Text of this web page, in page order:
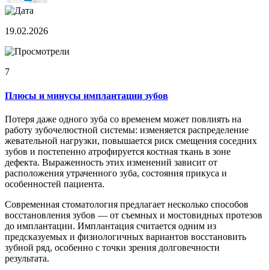
19.02.2026
7
Плюсы и минусы имплантации зубов
Потеря даже одного зуба со временем может повлиять на
работу зубочелюстной системы: изменяется распределение
жевательной нагрузки, повышается риск смещения соседних
зубов и постепенно атрофируется костная ткань в зоне
дефекта. Выраженность этих изменений зависит от
расположения утраченного зуба, состояния прикуса и
особенностей пациента.
Современная стоматология предлагает несколько способов
восстановления зубов — от съемных и мостовидных протезов
до имплантации. Имплантация считается одним из
предсказуемых и физиологичных вариантов восстановить
зубной ряд, особенно с точки зрения долговечности
результата.